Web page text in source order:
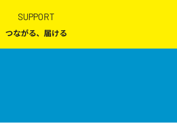
つながる、届ける
SUPPORT